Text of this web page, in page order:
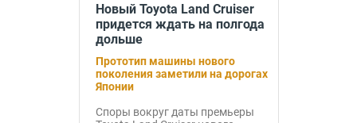
Новый Toyota Land Cruiser
придется ждать на полгода
дольше
Прототип машины нового
поколения заметили на дорогах
Японии
Споры вокруг даты премьеры